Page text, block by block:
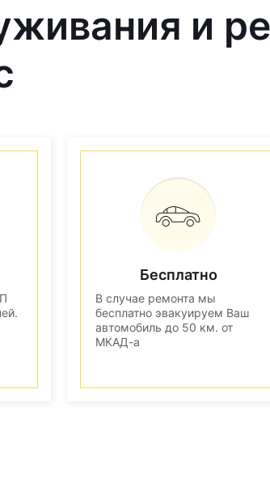
и
Бесплатно
В случае ремонта мы
бесплатно эвакуируем Ваш
автомобиль до 50 км. от
МКАД-а